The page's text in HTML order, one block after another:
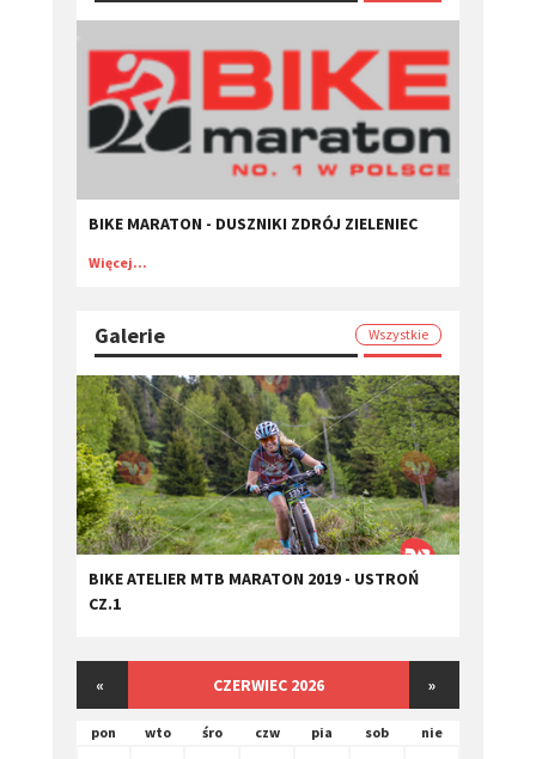
BIKE MARATON - DUSZNIKI ZDRÓJ ZIELENIEC
Więcej...
Galerie Wszystkie
BIKE ATELIER MTB MARATON 2019 - USTROŃ
CZ.1
« CZERWIEC 2026 »
pon wto śro czw pia sob nie